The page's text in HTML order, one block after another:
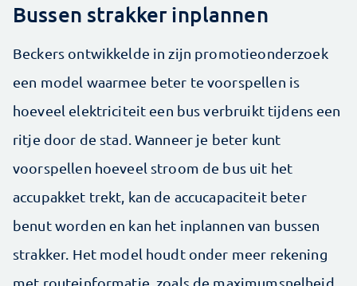
Bussen strakker inplannen
Beckers ontwikkelde in zijn promotieonderzoek
een model waarmee beter te voorspellen is
hoeveel elektriciteit een bus verbruikt tijdens een
ritje door de stad. Wanneer je beter kunt
voorspellen hoeveel stroom de bus uit het
accupakket trekt, kan de accucapaciteit beter
benut worden en kan het inplannen van bussen
strakker. Het model houdt onder meer rekening